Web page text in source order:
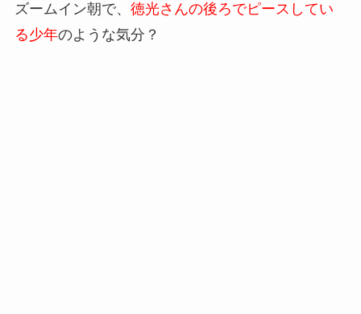
ズームイン朝で、 徳光さんの後ろでピースしてい
る少年のような気分？